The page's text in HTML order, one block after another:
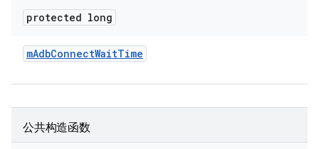
protected long
mAdbConnectWaitTime
公共构造函数